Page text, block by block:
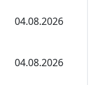
04.08.2026
04.08.2026